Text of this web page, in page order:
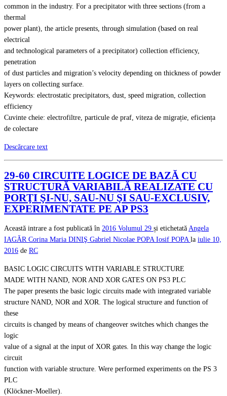
common in the industry. For a precipitator with three sections (from a
thermal
power plant), the article presents, through simulation (based on real
electrical
and technological parameters of a precipitator) collection efficiency,
penetration
of dust particles and migration’s velocity depending on thickness of powder
layers on collecting surface.
Keywords: electrostatic precipitators, dust, speed migration, collection
efficiency
Cuvinte cheie: electrofiltre, particule de praf, viteza de migrație, eficiența
de colectare
Descărcare text
29-60 CIRCUITE LOGICE DE BAZĂ CU
STRUCTURĂ VARIABILĂ REALIZATE CU
PORŢI ŞI-NU, SAU-NU ŞI SAU-EXCLUSIV,
EXPERIMENTATE PE AP PS3
Această intrare a fost publicată în 2016 Volumul 29 și etichetată Angela
IAGĂR Corina Maria DINIŞ Gabriel Nicolae POPA Iosif POPA la iulie 10,
2016 de RC
BASIC LOGIC CIRCUITS WITH VARIABLE STRUCTURE
MADE WITH NAND, NOR AND XOR GATES ON PS3 PLC
The paper presents the basic logic circuits made with integrated variable
structure NAND, NOR and XOR. The logical structure and function of
these
circuits is changed by means of changeover switches which changes the
logic
value of a signal at the input of XOR gates. In this way change the logic
circuit
function with variable structure. Were performed experiments on the PS 3
PLC
(Klöckner-Moeller).